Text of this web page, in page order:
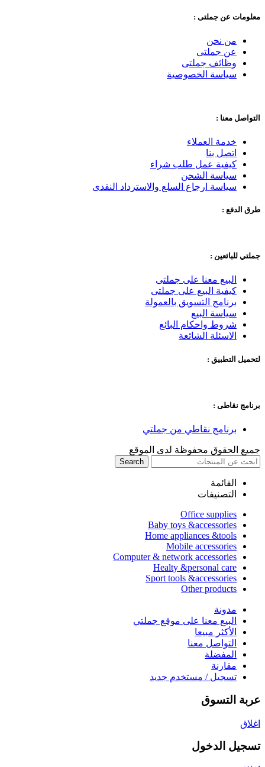
معلومات عن جملتى :
من نحن
عن جملتى
وظائف جملتى
سياسة الخصوصية
التواصل معنا :
خدمة العملاء
اتصل بنا
كيفية عمل طلب شراء
سياسة الشحن
سياسة ارجاع السلع والاسترداد النقدى
طرق الدفع :
جملتي للبائعين :
البيع معنا على جملتى
كيفية البيع على جملتى
برنامج التسويق بالعمولة
سياسة البيع
شروط واحكام البائع
الاسئلة الشائعة
لتحميل التطبيق :
برنامج نقاطى :
برنامج نقاطي من جملتي
جميع الحقوق محفوظة لدى الموقع
Search
القائمة
التصنيفات
Office supplies
Baby toys &accessories
Home appliances &tools
Mobile accessories
Computer & network accessories
Healty &personal care
Sport tools &accessories
Other products
مدونة
البيع معنا على موقع جملتي
الأكثر مبيعا
التواصل معنا
المفضلة
مقارنة
تسجيل / مستخدم جديد
عربة التسوق
اغلاق
تسجيل الدخول